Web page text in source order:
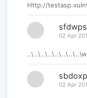
Http://
02 Apr
02 Apr